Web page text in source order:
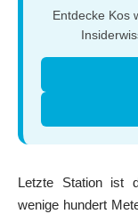
Entdecke Kos
Letzte Station ist
wenige hundert